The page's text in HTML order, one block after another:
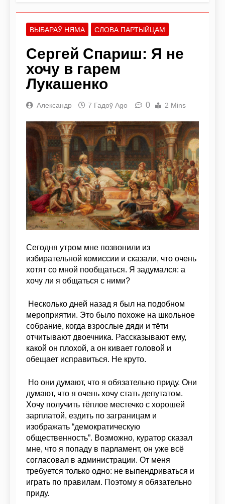
ВЫБАРАЎ НЯМА СЛОВА ПАРТЫЙЦАМ
Сергей Спариш: Я не
хочу в гарем
Лукашенко
Александр 7 Гадоў Ago 0 2 Mins
Сегодня утром мне позвонили из
избирательной комиссии и сказали, что очень
хотят со мной пообщаться. Я задумался: а
хочу ли я общаться с ними?
Несколько дней назад я был на подобном
мероприятии. Это было похоже на школьное
собрание, когда взрослые дяди и тёти
отчитывают двоечника. Рассказывают ему,
какой он плохой, а он кивает головой и
обещает исправиться. Не круто.
Но они думают, что я обязательно приду. Они
думают, что я очень хочу стать депутатом.
Хочу получить тёплое местечко с хорошей
зарплатой, ездить по заграницам и
изображать “демократическую
общественность”. Возможно, куратор сказал
мне, что я попаду в парламент, он уже всё
согласовал в администрации. От меня
требуется только одно: не выпендриваться и
играть по правилам. Поэтому я обязательно
приду.